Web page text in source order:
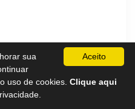
Aceito
sua
uso de cookies. Clique aqui